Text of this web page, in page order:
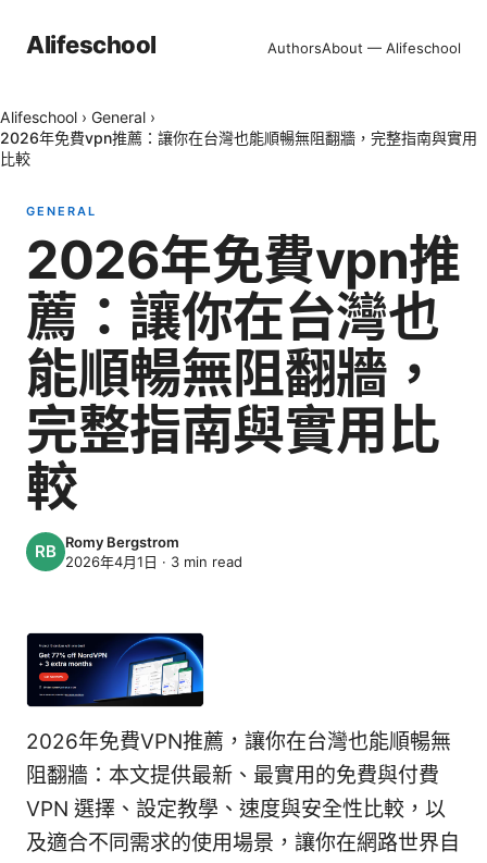
Alifeschool AuthorsAbout — Alifeschool
Alifeschool › General ›
2026年免費vpn推薦：讓你在台灣也能順暢無阻翻牆，完整指南與實用
比較
GENERAL
2026年免費vpn推
薦：讓你在台灣也
能順暢無阻翻牆，
完整指南與實用比
較
Romy Bergstrom
2026年4月1日 · 3 min read
2026年免費VPN推薦，讓你在台灣也能順暢無
阻翻牆：本文提供最新、最實用的免費與付費
VPN 選擇、設定教學、速度與安全性比較，以
及適合不同需求的使用場景，讓你在網路世界自